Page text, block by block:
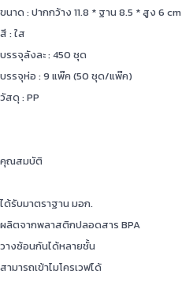
ขนาด : ปากกว้าง 11.8 * ฐาน 8.5 * สูง 6 cm
สี : ใส
บรรจุลังละ : 450 ชุด
บรรจุห่อ : 9 แพ๊ค (50 ชุด/แพ๊ค)
วัสดุ : PP
คุณสมบัติ
ได้รับมาตราฐาน มอก.
ผลิตจากพลาสติกปลอดสาร BPA
วางซ้อนกันได้หลายชั้น
สามารถเข้าไมโครเวฟได้